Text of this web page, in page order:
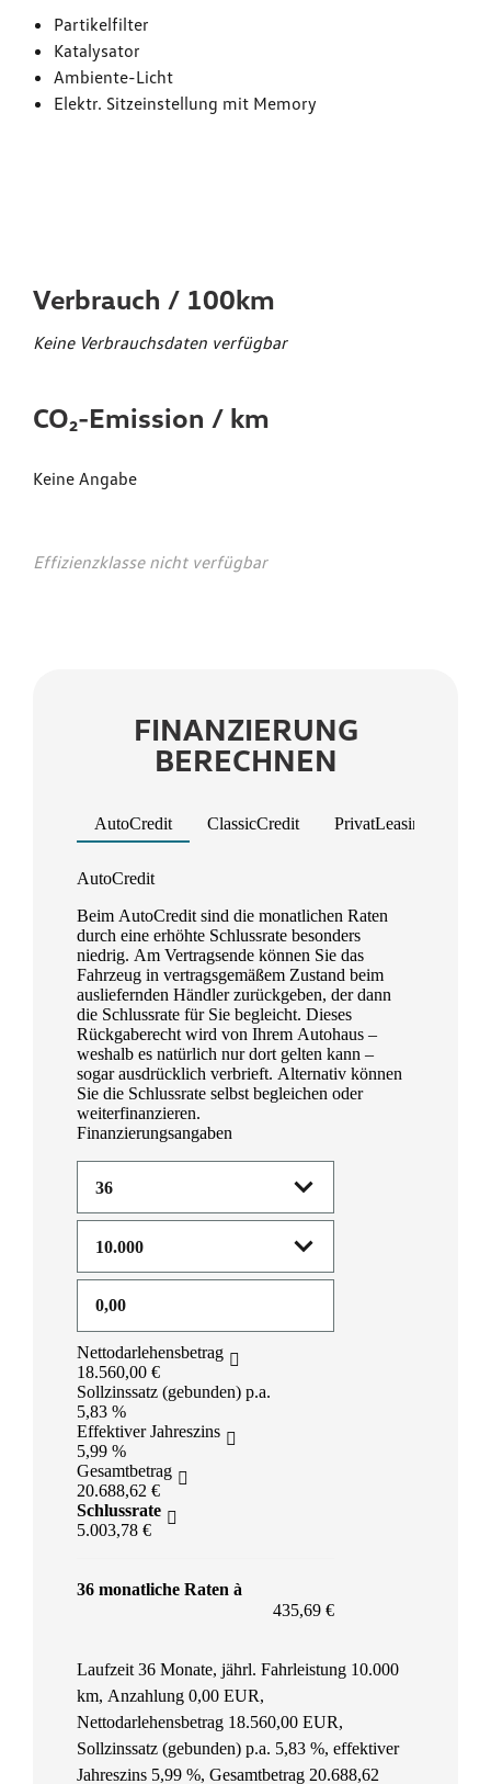
Partikelfilter
Katalysator
Ambiente-Licht
Elektr. Sitzeinstellung mit Memory
Verbrauch / 100km
Keine Verbrauchsdaten verfügbar
CO₂-Emission / km
Keine Angabe
Effizienzklasse nicht verfügbar
FINANZIERUNG
BERECHNEN
AutoCredit ClassicCredit PrivatLeasing
AutoCredit
Beim AutoCredit sind die monatlichen Raten
durch eine erhöhte Schlussrate besonders
niedrig. Am Vertragsende können Sie das
Fahrzeug in vertragsgemäßem Zustand beim
ausliefernden Händler zurückgeben, der dann
die Schlussrate für Sie begleicht. Dieses
Rückgaberecht wird von Ihrem Autohaus –
weshalb es natürlich nur dort gelten kann –
sogar ausdrücklich verbrieft. Alternativ können
Sie die Schlussrate selbst begleichen oder
weiterfinanzieren.
Finanzierungsangaben
Nettodarlehensbetrag
18.560,00 €
Sollzinssatz (gebunden) p.a.
5,83 %
Effektiver Jahreszins
5,99 %
Gesamtbetrag
20.688,62 €
Schlussrate
5.003,78 €
36 monatliche Raten à
435,69 €
Laufzeit 36 Monate, jährl. Fahrleistung 10.000
km, Anzahlung 0,00 EUR,
Nettodarlehensbetrag 18.560,00 EUR,
Sollzinssatz (gebunden) p.a. 5,83 %, effektiver
Jahreszins 5,99 %, Gesamtbetrag 20.688,62